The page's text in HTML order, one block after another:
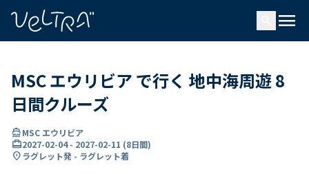
menu
MSC エウリビア で行く 地中海周遊 8
日間クルーズ
directions_boatMSC エウリビア
card_travel2027-02-04- 2027-02-11 (8日間)
location_onラグレット発 - ラグレット着